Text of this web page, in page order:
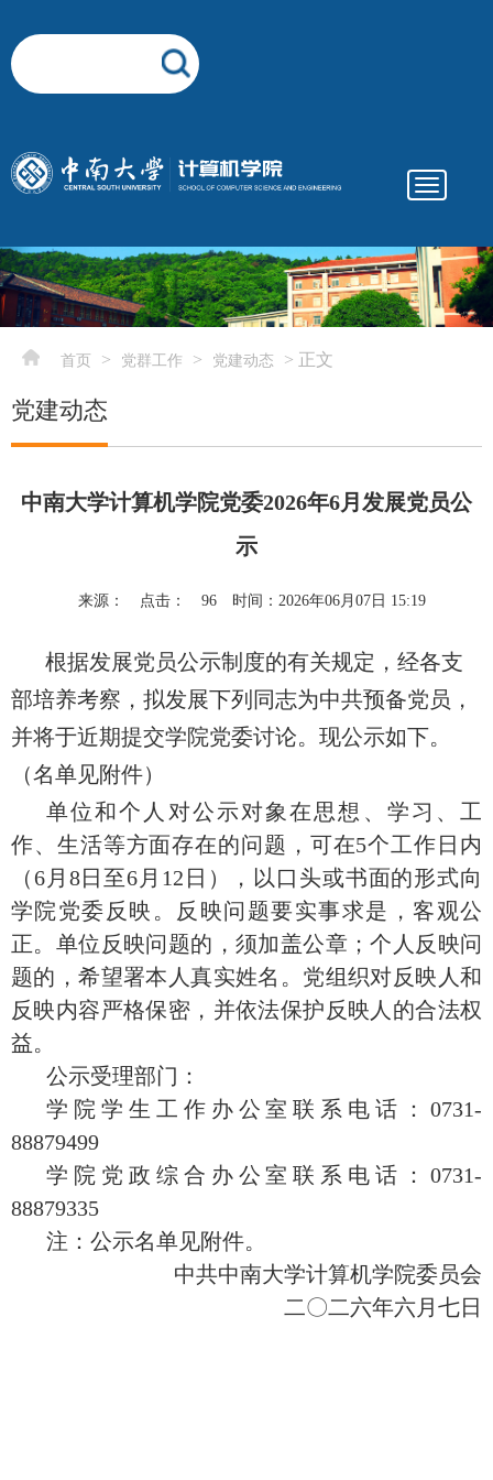
Toggle
elementnameelementnameelementname-->
首页 > 党群工作 > 党建动态 > 正文
党建动态
中南大学计算机学院党委2026年6月发展党员公
示
来源： 点击： 96 时间：2026年06月07日 15:19
根据发展党员公示制度的有关规定，经各支
部培养考察，拟发展下列同志为中共预备党员，
并将于近期提交学院党委讨论。现公示如下。
（名单见附件）
单位和个人对公示对象在思想、学习、工
作、生活等方面存在的问题，可在5个工作日内
（6月8日至6月12日），以口头或书面的形式向
学院党委反映。反映问题要实事求是，客观公
正。单位反映问题的，须加盖公章；个人反映问
题的，希望署本人真实姓名。党组织对反映人和
反映内容严格保密，并依法保护反映人的合法权
益。
公示受理部门：
学院学生工作办公室联系电话： 0731-
88879499
学院党政综合办公室联系电话： 0731-
88879335
注：公示名单见附件。
中共中南大学计算机学院委员会
二〇二六年六月七日